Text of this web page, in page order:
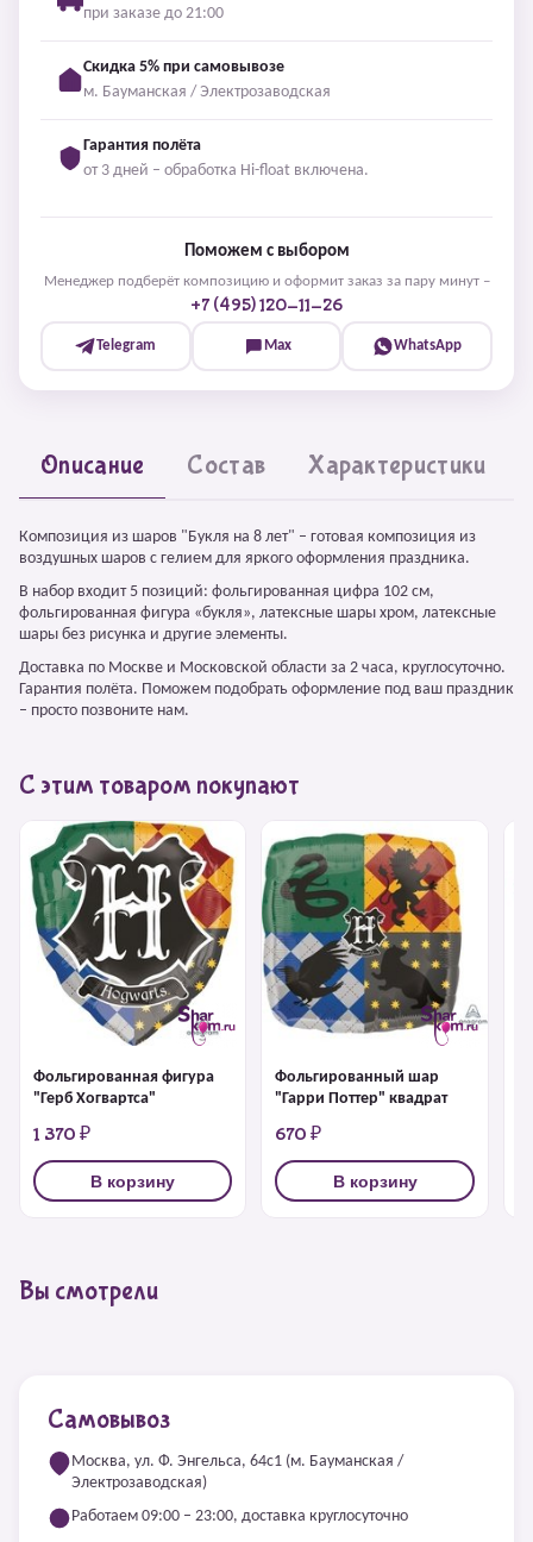
при заказе до 21:00
Скидка 5% при самовывозе
м. Бауманская / Электрозаводская
Гарантия полёта
от 3 дней – обработка Hi-float включена.
Поможем с выбором
Менеджер подберёт композицию и оформит заказ за пару минут –
+7 (495) 120-11-26
Telegram Max WhatsApp
Описание Состав Характеристики
Композиция из шаров "Букля на 8 лет" – готовая композиция из
воздушных шаров с гелием для яркого оформления праздника.
В набор входит 5 позиций: фольгированная цифра 102 см,
фольгированная фигура «букля», латексные шары хром, латексные
шары без рисунка и другие элементы.
Доставка по Москве и Московской области за 2 часа, круглосуточно.
Гарантия полёта. Поможем подобрать оформление под ваш праздник
– просто позвоните нам.
С этим товаром покупают
Фольгированная фигура
"Герб Хогвартса"
1 370 ₽
В корзину
Фольгированный шар
"Гарри Поттер" квадрат
670 ₽
В корзину
Вы смотрели
Самовывоз
Москва, ул. Ф. Энгельса, 64с1 (м. Бауманская /
Электрозаводская)
Работаем 09:00 – 23:00, доставка круглосуточно